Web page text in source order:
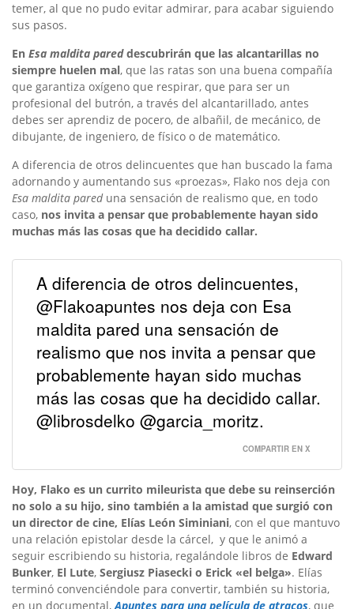
temer, al que no pudo evitar admirar, para acabar siguiendo
sus pasos.
En Esa maldita pareddescubrirán que las alcantarillas no
siempre huelen mal, que las ratas son una buena compañía
que garantiza oxígeno que respirar, que para ser un
profesional del butrón, a través del alcantarillado, antes
debes ser aprendiz de pocero, de albañil, de mecánico, de
dibujante, de ingeniero, de físico o de matemático.
A diferencia de otros delincuentes que han buscado la fama
adornando y aumentando sus «proezas», Flako nos deja con
Esa maldita pareduna sensación de realismo que, en todo
caso, nos invita a pensar que probablemente hayan sido
muchas más las cosas que ha decidido callar.
A diferencia de otros delincuentes,
@Flakoapuntes nos deja con Esa
maldita pared una sensación de
realismo que nos invita a pensar que
probablemente hayan sido muchas
más las cosas que ha decidido callar.
@librosdelko @garcia_moritz.
COMPARTIR EN X
Hoy, Flako es un currito mileurista que debe su reinserción
no solo a su hijo, sino también a la amistad que surgió con
un director de cine, Elías León Siminiani, con el que mantuvo
una relación epistolar desde la cárcel, y que le animó a
seguir escribiendo su historia, regalándole libros de Edward
Bunker, El Lute, Sergiusz Piasecki o Erick «el belga». Elías
terminó convenciéndole para convertir, también su historia,
en un documental, Apuntes para una película de atracos, que